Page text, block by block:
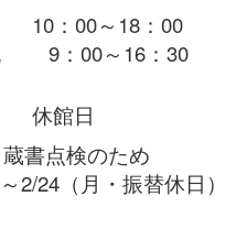
：00～18：00
9：00～16：30
休館日
書点検のため
2/24（月・振替休日）